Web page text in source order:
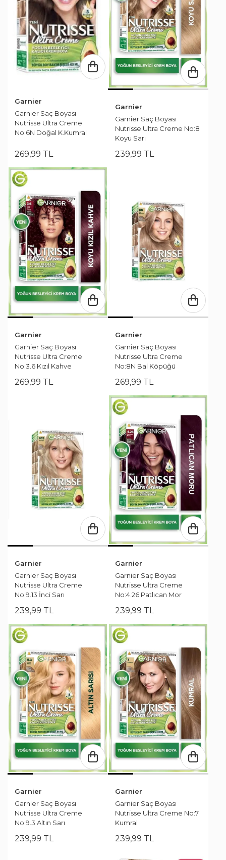
Garnier
Garnier Saç Boyası
Nutrisse Ultra Creme
No:6N Doğal K.Kumral
269,99 TL
Garnier
Garnier Saç Boyası
Nutrisse Ultra Creme No:8
Koyu Sarı
239,99 TL
Garnier
Garnier Saç Boyası
Nutrisse Ultra Creme
No:3.6 Kızıl Kahve
269,99 TL
Garnier
Garnier Saç Boyası
Nutrisse Ultra Creme
No:8N Bal Köpüğü
269,99 TL
Garnier
Garnier Saç Boyası
Nutrisse Ultra Creme
No:9.13 İnci Sarı
239,99 TL
Garnier
Garnier Saç Boyası
Nutrisse Ultra Creme
No:4.26 Patlıcan Mor
239,99 TL
Garnier
Garnier Saç Boyası
Nutrisse Ultra Creme
No:9.3 Altın Sarı
239,99 TL
Garnier
Garnier Saç Boyası
Nutrisse Ultra Creme No:7
Kumral
239,99 TL